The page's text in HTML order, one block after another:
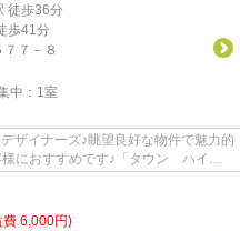
徒歩36分
歩41分
７７－８
中： 1室
ザイナーズ♪眺望良好な物件で魅力的
におすすめです♪「タウン ハイ
費 6,000円)